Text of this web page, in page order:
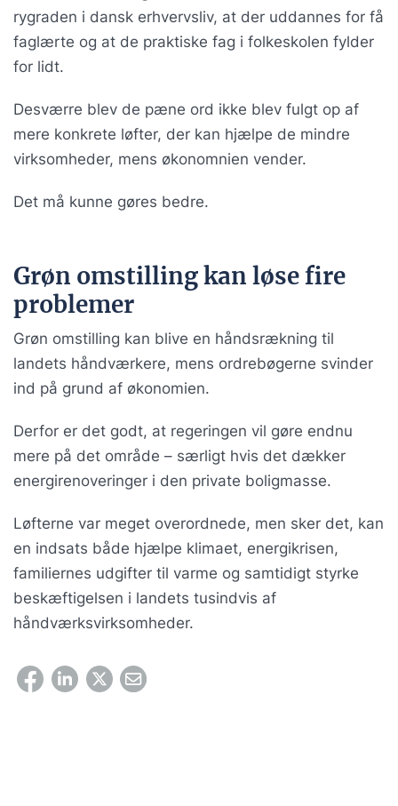
rygraden i dansk erhvervsliv, at der uddannes for få
faglærte og at de praktiske fag i folkeskolen fylder
for lidt.
Desværre blev de pæne ord ikke blev fulgt op af
mere konkrete løfter, der kan hjælpe de mindre
virksomheder, mens økonomnien vender.
Det må kunne gøres bedre.
Grøn omstilling kan løse fire
problemer
Grøn omstilling kan blive en håndsrækning til
landets håndværkere, mens ordrebøgerne svinder
ind på grund af økonomien.
Derfor er det godt, at regeringen vil gøre endnu
mere på det område – særligt hvis det dækker
energirenoveringer i den private boligmasse.
Løfterne var meget overordnede, men sker det, kan
en indsats både hjælpe klimaet, energikrisen,
familiernes udgifter til varme og samtidigt styrke
beskæftigelsen i landets tusindvis af
håndværksvirksomheder.